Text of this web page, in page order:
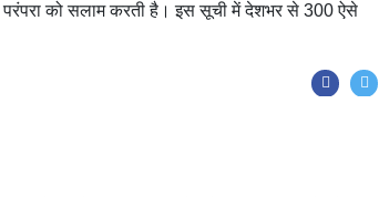
परंपरा को सलाम करती है। इस सूची में देशभर से 300 ऐसे